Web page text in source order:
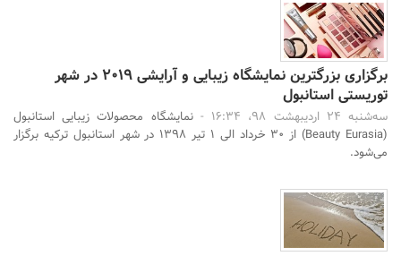
برگزاری بزرگترین نمایشگاه زیبایی و آرایشی 2019 در شهر
توریستی استانبول
سه‌شنبه 24 اردیبهشت 98، 16:34 -
نمایشگاه محصولات زیبایی استانبول
(Beauty Eurasia) از ۳۰ خرداد الی ۱ تیر ۱۳۹۸ در شهر استانبول ترکیه برگزار
می‌شود.